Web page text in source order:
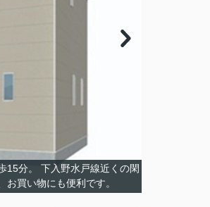
15分。 下入野水戸線近くの閑
買い物にも便利です。